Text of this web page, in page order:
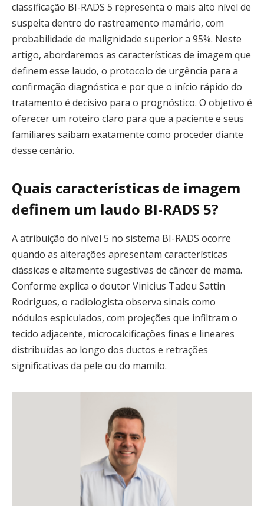
classificação BI-RADS 5 representa o mais alto nível de
suspeita dentro do rastreamento mamário, com
probabilidade de malignidade superior a 95%. Neste
artigo, abordaremos as características de imagem que
definem esse laudo, o protocolo de urgência para a
confirmação diagnóstica e por que o início rápido do
tratamento é decisivo para o prognóstico. O objetivo é
oferecer um roteiro claro para que a paciente e seus
familiares saibam exatamente como proceder diante
desse cenário.
Quais características de imagem
definem um laudo BI-RADS 5?
A atribuição do nível 5 no sistema BI-RADS ocorre
quando as alterações apresentam características
clássicas e altamente sugestivas de câncer de mama.
Conforme explica o doutor Vinicius Tadeu Sattin
Rodrigues, o radiologista observa sinais como
nódulos espiculados, com projeções que infiltram o
tecido adjacente, microcalcificações finas e lineares
distribuídas ao longo dos ductos e retrações
significativas da pele ou do mamilo.